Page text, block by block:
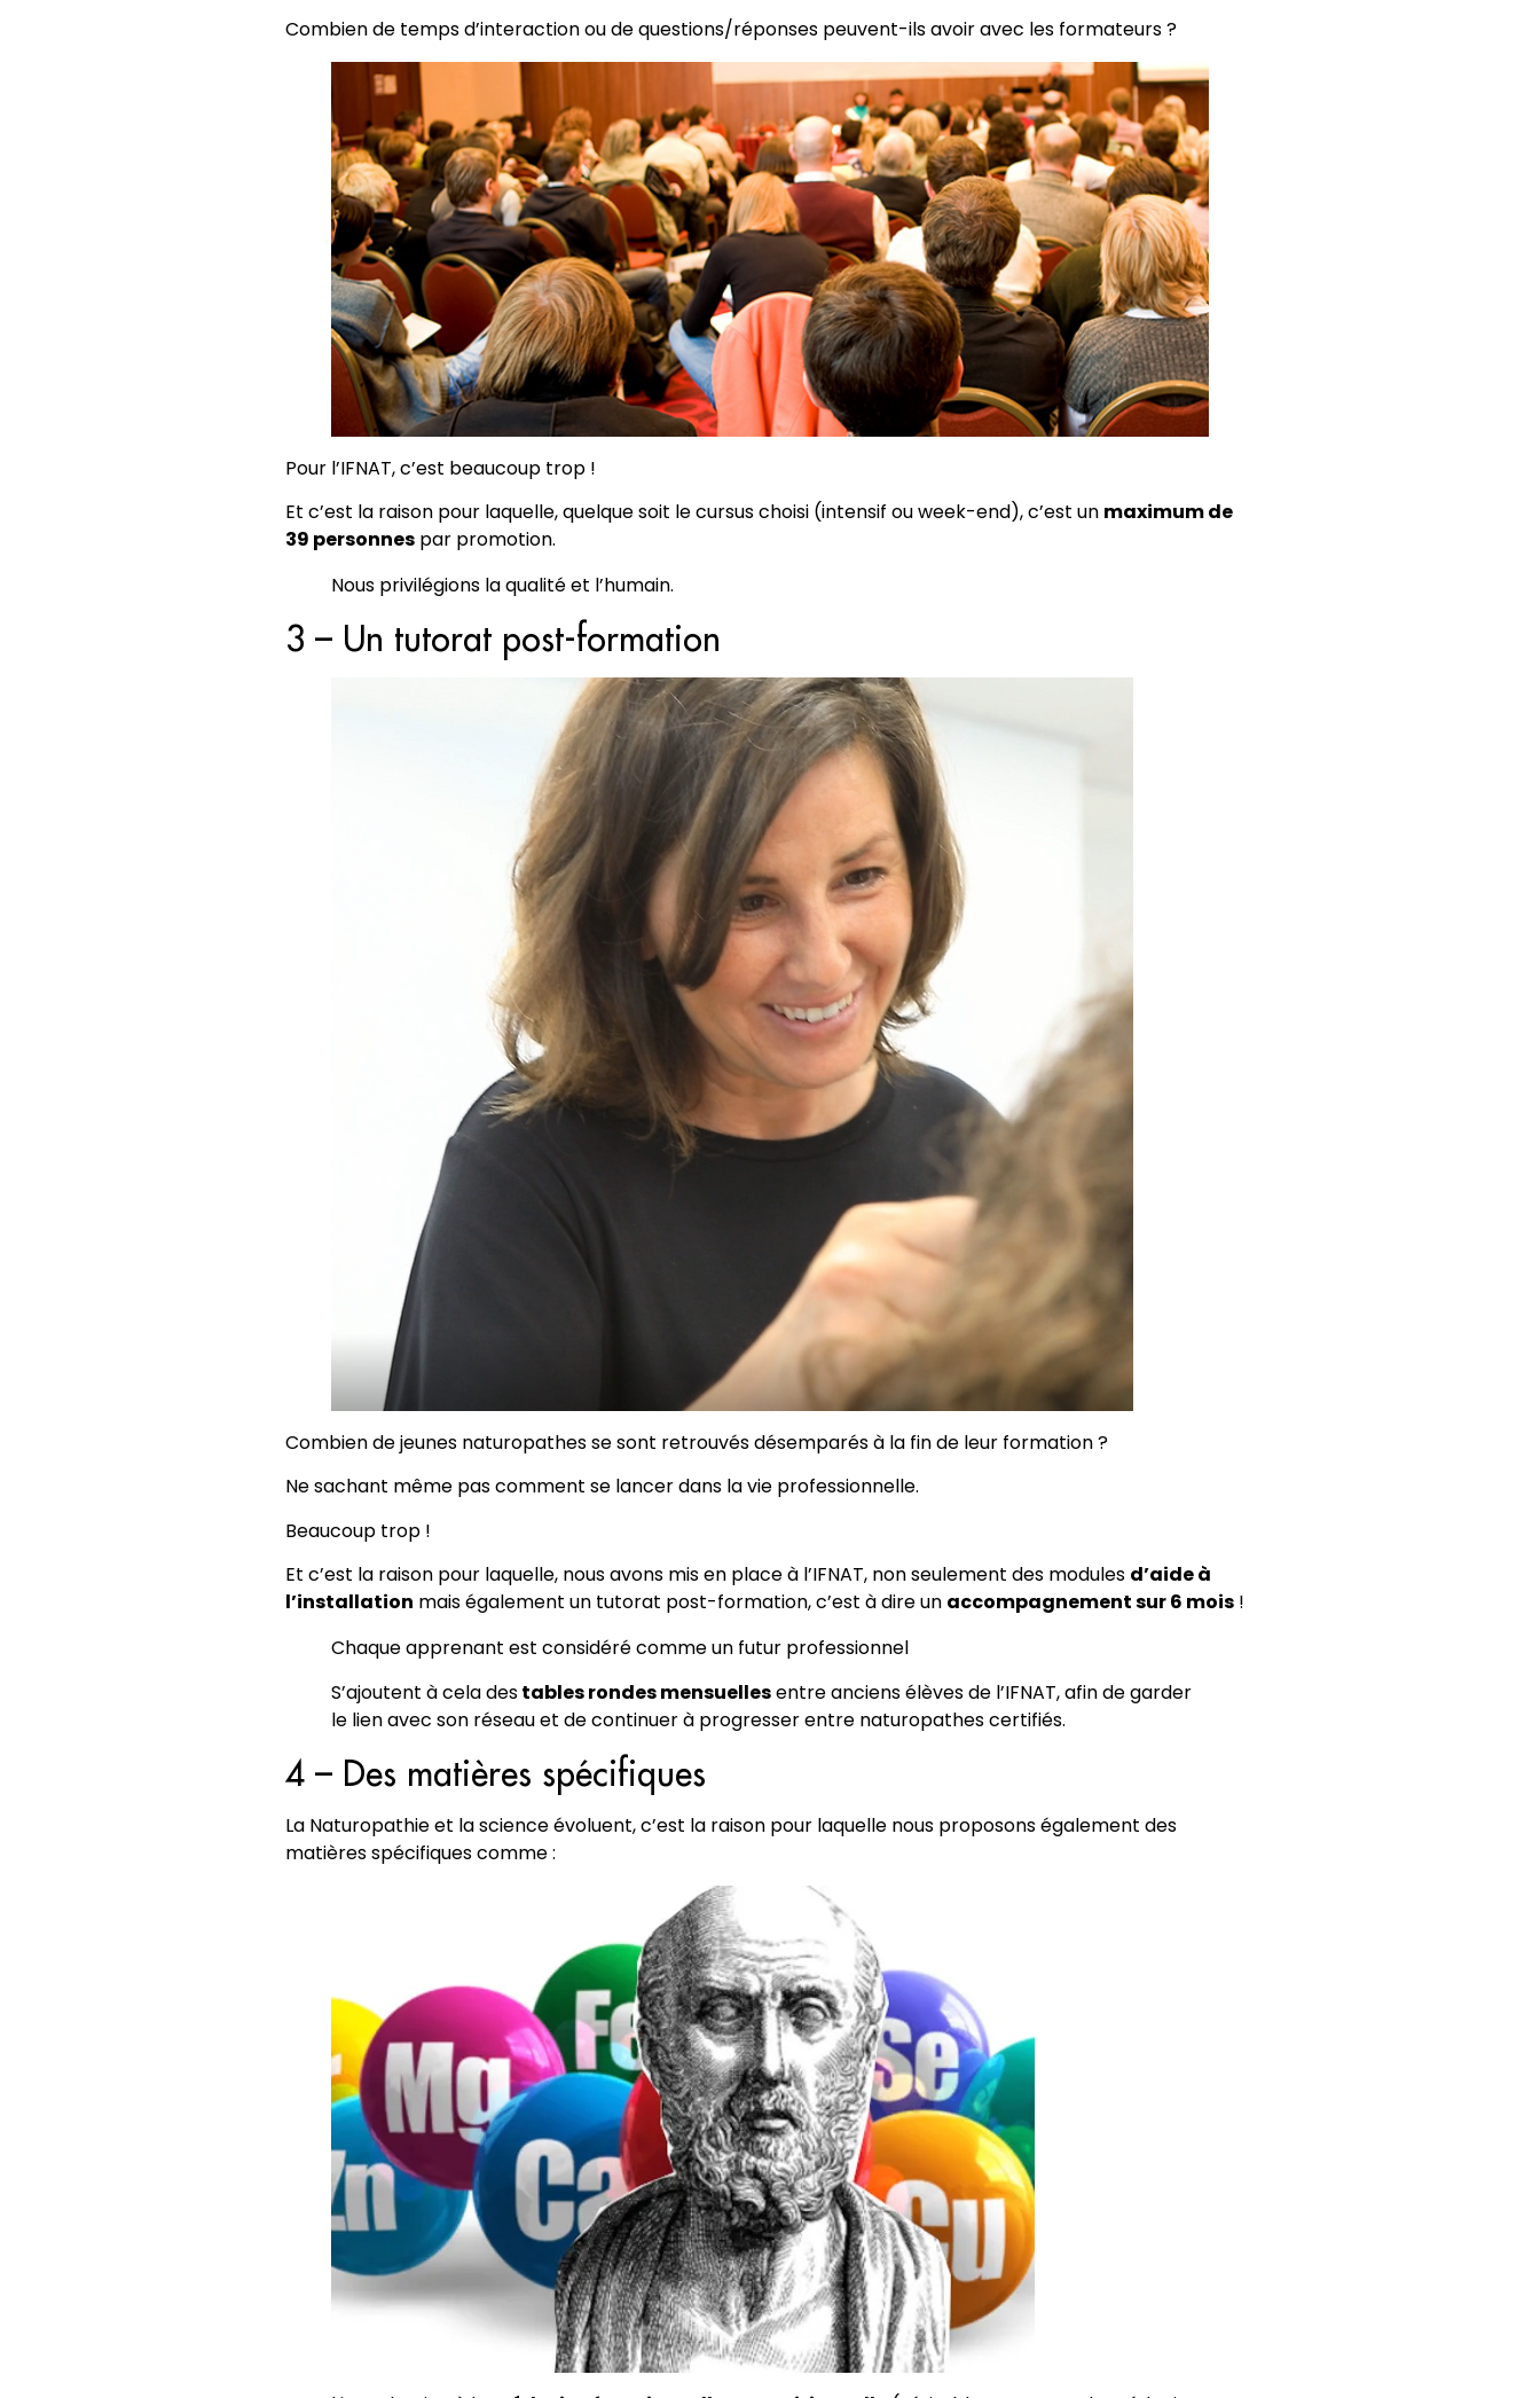
Combien de temps d’interaction ou de questions/réponses peuvent-ils avoir avec les formateurs ?
Pour l’IFNAT, c’est beaucoup trop !
Et c’est la raison pour laquelle, quelque soit le cursus choisi (intensif ou week-end), c’est un maximum de
39 personnes par promotion.
Nous privilégions la qualité et l’humain.
3 – Un tutorat post-formation
Combien de jeunes naturopathes se sont retrouvés désemparés à la fin de leur formation ?
Ne sachant même pas comment se lancer dans la vie professionnelle.
Beaucoup trop !
Et c’est la raison pour laquelle, nous avons mis en place à l’IFNAT, non seulement des modules d’aide à
l’installation mais également un tutorat post-formation, c’est à dire un accompagnement sur 6 mois !
Chaque apprenant est considéré comme un futur professionnel
S’ajoutent à cela destables rondes mensuellesentre anciens élèves de l’IFNAT, afin de garder
le lien avec son réseau et de continuer à progresser entre naturopathes certifiés.
4 – Des matières spécifiques
La Naturopathie et la science évoluent, c’est la raison pour laquelle nous proposons également des
matières spécifiques comme :